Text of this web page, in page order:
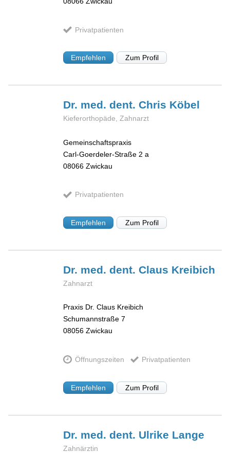
Privatpatienten
Empfehlen Zum Profil
Dr. med. dent. Chris Köbel
Kieferorthopäde, Zahnarzt
Gemeinschaftspraxis
Carl-Goerdeler-Straße 2 a
08066 Zwickau
Privatpatienten
Empfehlen Zum Profil
Dr. med. dent. Claus Kreibich
Zahnarzt
Praxis Dr. Claus Kreibich
Schumannstraße 7
08056 Zwickau
Öffnungszeiten Privatpatienten
Empfehlen Zum Profil
Dr. med. dent. Ulrike Lange
Zahnärztin